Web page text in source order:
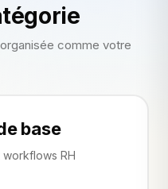
comme votre
base
RH